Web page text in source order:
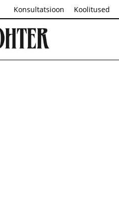
Konsultatsioon Koolitused